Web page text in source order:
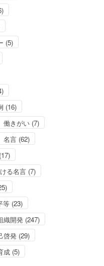
(5)
(16)
働きがい (7)
名言 (62)
(17)
る名言 (7)
等 (23)
織開発 (247)
啓発 (29)
成 (5)